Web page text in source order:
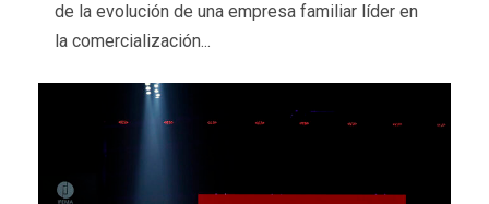
de la evolución de una empresa familiar líder en
la comercialización...